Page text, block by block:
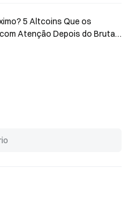
5 Altcoins Que os
Atenção Depois do Brutal